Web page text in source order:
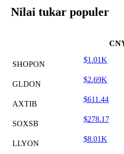
Nilai tukar populer
SHOPON
$1.01K
GLDON
$2.69K
AXTIB
$611.44
SOXSB
$278.17
LLYON
$8.01K